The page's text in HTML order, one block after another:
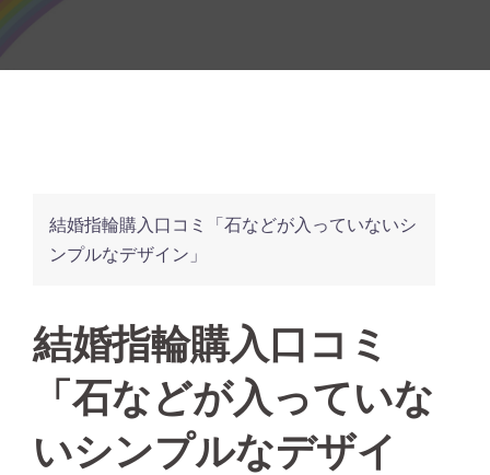
結婚指輪購入口コミ「石などが入っていないシ
ンプルなデザイン」
結婚指輪購入口コミ
「石などが入っていな
いシンプルなデザイ